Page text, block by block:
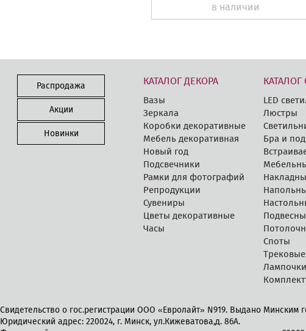
в наличии
Распродажа
Акции
Новинки
КАТАЛОГ ДЕКОРА
Вазы
Зеркала
Коробки декоративные
Мебель декоративная
Новый год
Подсвечники
Рамки для фотографий
Репродукции
Сувениры
Цветы декоративные
Часы
КАТАЛОГ
LED
Люстры
Бра и
Споты
Лампочки
Свидетельство о гос.регистрации ООО «Евролайт» N919. Выдано Минским
Юридический адрес: 220024, г. Минск, ул.Кижеватова,д. 86А.